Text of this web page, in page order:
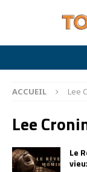
ACCUEIL Lee
Lee
Le